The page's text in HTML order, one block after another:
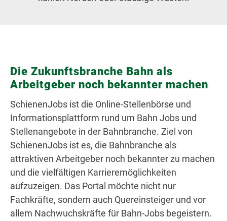
Die Zukunftsbranche Bahn als
Arbeitgeber noch bekannter machen
SchienenJobs ist die Online-Stellenbörse und
Informationsplattform rund um Bahn Jobs und
Stellenangebote in der Bahnbranche. Ziel von
SchienenJobs ist es, die Bahnbranche als
attraktiven Arbeitgeber noch bekannter zu machen
und die vielfältigen Karrieremöglichkeiten
aufzuzeigen. Das Portal möchte nicht nur
Fachkräfte, sondern auch Quereinsteiger und vor
allem Nachwuchskräfte für Bahn-Jobs begeistern.